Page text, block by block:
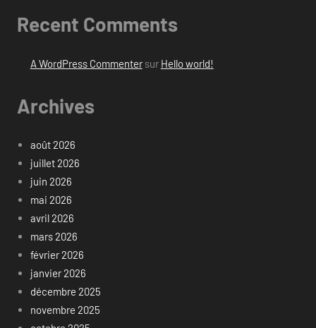
Recent Comments
A WordPress Commentersur Hello world!
Archives
août 2026
juillet 2026
juin 2026
mai 2026
avril 2026
mars 2026
février 2026
janvier 2026
décembre 2025
novembre 2025